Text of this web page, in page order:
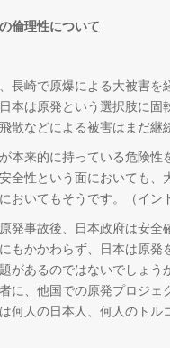
倫理性について
長崎で原爆による大被害
本は原発という選択肢に
散などによる被害はまだ継
本来的に持っている危険
全性という面においても
おいてもそうです。（イン
発事故後、日本政府は安
もかかわらず、日本は原
があるのではないでしょう
に、他国での原発プロジェ
何人の日本人、何人のトル